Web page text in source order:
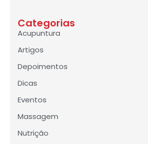
Categorias
Acupuntura
Artigos
Depoimentos
Dicas
Eventos
Massagem
Nutrição